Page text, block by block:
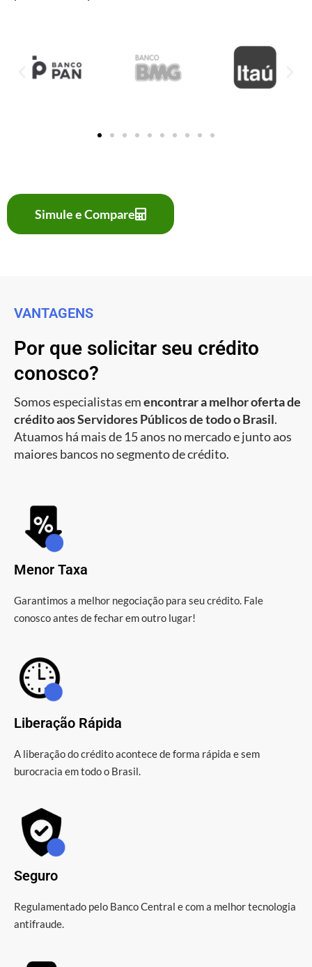
Simule e Compare
VANTAGENS
Por que solicitar seu crédito
conosco?
Somos especialistas emencontrar a melhor oferta de
crédito aos Servidores Públicos de todo o Brasil.
Atuamos há mais de 15 anos no mercado e junto aos
maiores bancos no segmento de crédito.
Menor Taxa
Garantimos a melhor negociação para seu crédito. Fale
conosco antes de fechar em outro lugar!
Liberação Rápida
A liberação do crédito acontece de forma rápida e sem
burocracia em todo o Brasil.
Seguro
Regulamentado pelo Banco Central e com a melhor tecnologia
antifraude.